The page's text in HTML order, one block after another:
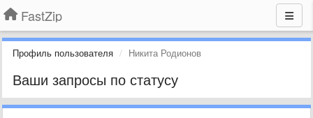
FastZip
Профиль пользователя Никита Родионов
Ваши запросы по статусу